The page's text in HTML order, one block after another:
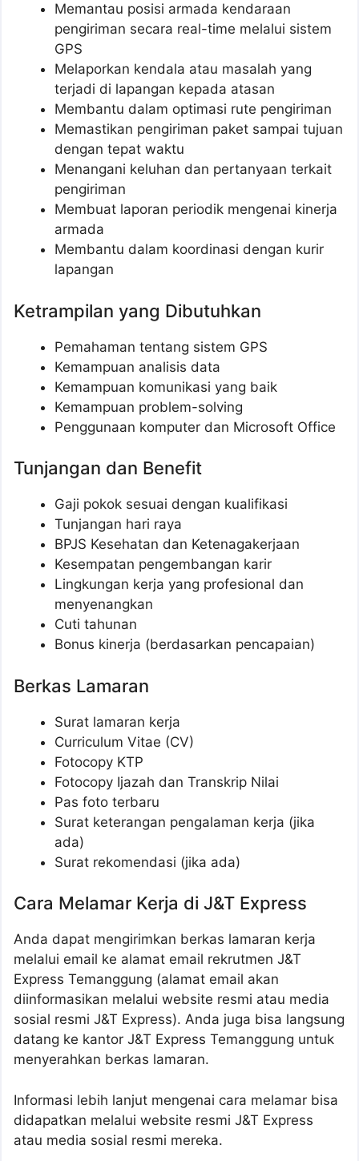
Memantau posisi armada kendaraan
pengiriman secara real-time melalui sistem
GPS
Melaporkan kendala atau masalah yang
terjadi di lapangan kepada atasan
Membantu dalam optimasi rute pengiriman
Memastikan pengiriman paket sampai tujuan
dengan tepat waktu
Menangani keluhan dan pertanyaan terkait
pengiriman
Membuat laporan periodik mengenai kinerja
armada
Membantu dalam koordinasi dengan kurir
lapangan
Ketrampilan yang Dibutuhkan
Pemahaman tentang sistem GPS
Kemampuan analisis data
Kemampuan komunikasi yang baik
Kemampuan problem-solving
Penggunaan komputer dan Microsoft Office
Tunjangan dan Benefit
Gaji pokok sesuai dengan kualifikasi
Tunjangan hari raya
BPJS Kesehatan dan Ketenagakerjaan
Kesempatan pengembangan karir
Lingkungan kerja yang profesional dan
menyenangkan
Cuti tahunan
Bonus kinerja (berdasarkan pencapaian)
Berkas Lamaran
Surat lamaran kerja
Curriculum Vitae (CV)
Fotocopy KTP
Fotocopy Ijazah dan Transkrip Nilai
Pas foto terbaru
Surat keterangan pengalaman kerja (jika
ada)
Surat rekomendasi (jika ada)
Cara Melamar Kerja di J&T Express
Anda dapat mengirimkan berkas lamaran kerja
melalui email ke alamat email rekrutmen J&T
Express Temanggung (alamat email akan
diinformasikan melalui website resmi atau media
sosial resmi J&T Express). Anda juga bisa langsung
datang ke kantor J&T Express Temanggung untuk
menyerahkan berkas lamaran.
Informasi lebih lanjut mengenai cara melamar bisa
didapatkan melalui website resmi J&T Express
atau media sosial resmi mereka.